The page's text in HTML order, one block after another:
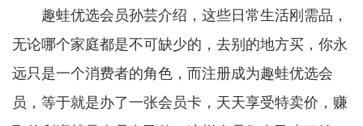
趣蛙优选会员孙芸介绍，这些日常生活刚需品，
无论哪个家庭都是不可缺少的，去别的地方买，你永
远只是一个消费者的角色，而注册成为趣蛙优选会
员，等于就是办了一张会员卡，天天享受特卖价，赚